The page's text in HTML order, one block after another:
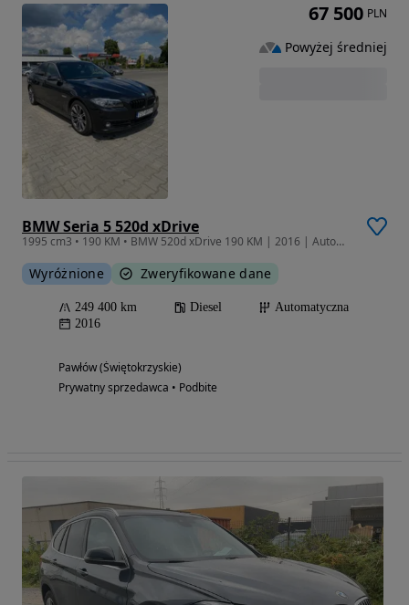
BMW Seria 5 520d xDrive
1995 cm3 • 190 KM • BMW 520d xDrive 190 KM | 2016 | Automat | Pełna historia serwisowa
Wyróżnione Zweryfikowane dane
249 400 km Diesel
Automatyczna
2016
Pawłów (Świętokrzyskie)
Prywatny sprzedawca • Podbite
67 500 PLN
Powyżej średniej